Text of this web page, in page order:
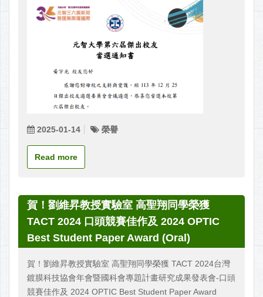
2025-01-14 榮譽
Read more
賀！劉維昇教授實驗室 高聖翔同學榮獲
TACT 2024 口頭競賽佳作及 2024 OPTIC
Best Student Paper Award (Oral)
賀！劉維昇教授實驗室 高聖翔同學榮獲 TACT 2024台灣
鍍膜科技協會年會暨國科會專題計畫研究成果發表會-口頭
競賽佳作及 2024 OPTIC Best Student Paper Award